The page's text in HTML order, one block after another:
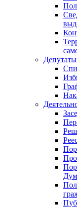
Депутаты